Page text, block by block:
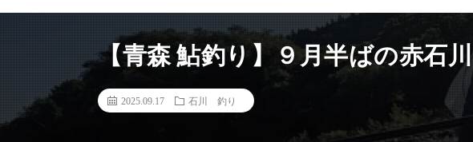
【青森 鮎釣り】９月半ばの赤石川
2025.09.17 石川 釣り